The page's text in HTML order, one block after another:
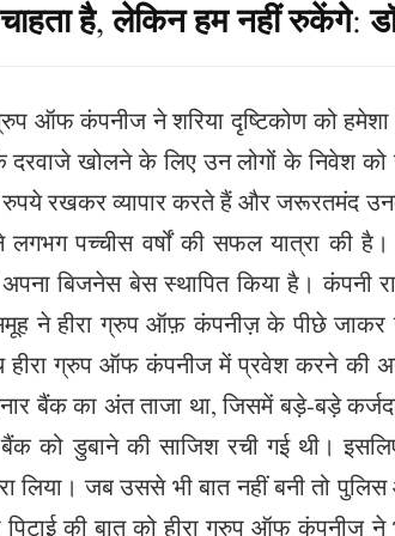
है,लेकिन हम नहीं रुकेंगे:
ऑफ कंपनीज ने शरिया दृष्टिकोण को
दरवाजे खोलने के लिए उन लोगों के निवेश
रखकर व्यापार करते हैं और जरूरतमंद
पच्चीस वर्षों की सफल यात्रा की
बिजनेस बेस स्थापित किया है। कंपनी
ने हीरा ग्रुप ऑफ़ कंपनीज़ के पीछे जाकर
ग्रुप ऑफ कंपनीज में प्रवेश करने की
बैंक का अंत ताजा था, जिसमें बड़े-बड़े
को डुबाने की साजिश रची गई थी।
लिया। जब उससे भी बात नहीं बनी तो